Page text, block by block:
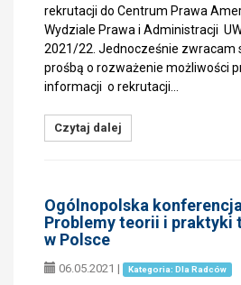
rekrutacji do Centrum Prawa
Wydziale Prawa i Administracji
2021/22. Jednocześnie zwracam
prośbą o rozważenie możliwości
informacji o rekrutacji…
Czytaj dalej
Ogólnopolska
Problemy teorii i praktyki
w Polsce
06.05.2021 | Kategoria: Dla Radców